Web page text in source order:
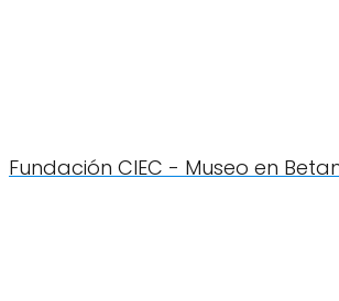
Fundación CIEC - Museo en